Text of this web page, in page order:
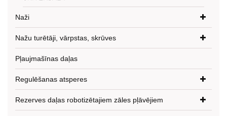
Naži
Nažu turētāji, vārpstas, skrūves
Pļaujmašīnas daļas
Regulēšanas atsperes
Rezerves daļas robotizētajiem zāles pļāvējiem